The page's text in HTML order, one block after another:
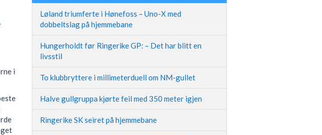
i
Løland triumferte i Hønefoss – Uno-X med
dobbeltslag på hjemmebane
Hungerholdt før Ringerike GP: – Det har blitt en
livsstil
To klubbryttere i millimeterduell om NM-gullet
Halve gullgruppa kjørte feil med 350 meter igjen
Ringerike SK seiret på hjemmebane